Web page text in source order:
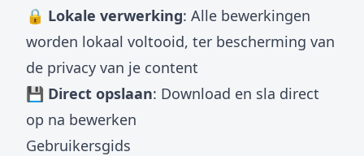
🔒 Lokale verwerking: Alle bewerkingen
worden lokaal voltooid, ter bescherming van
de privacy van je content
💾 Direct opslaan: Download en sla direct
op na bewerken
Gebruikersgids